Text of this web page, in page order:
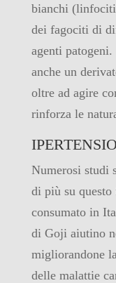
bianchi
dei fagociti di
agenti
anche un
oltre ad agire
rinforza le
Numerosi studi
di più su
consumato in
di Goji aiutino
migliorandone
delle malattie